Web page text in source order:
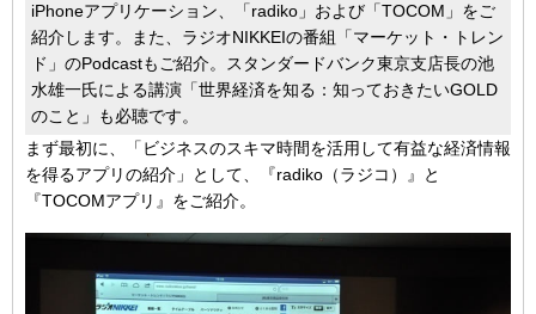
iPhoneアプリケーション、「radiko」および「TOCOM」をご
紹介します。また、ラジオNIKKEIの番組「マーケット・トレン
ド」のPodcastもご紹介。スタンダードバンク東京支店長の池
水雄一氏による講演「世界経済を知る：知っておきたいGOLD
のこと」も必聴です。
まず最初に、「ビジネスのスキマ時間を活用して有益な経済情報
を得るアプリの紹介」として、『radiko（ラジコ）』と
『TOCOMアプリ』をご紹介。